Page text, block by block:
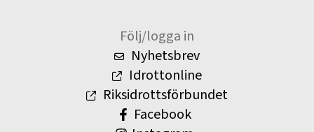
Följ/logga in
Nyhetsbrev
Idrottonline
Riksidrottsförbundet
Facebook